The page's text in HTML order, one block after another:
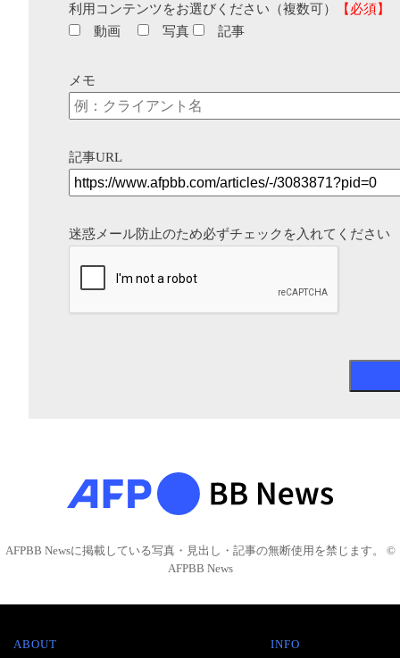
利用コンテンツをお選びください（複数可）
【必須】
動画
写真 記事
メモ
記事URL
迷惑メール防止のため必ずチェックを入れてください
AFPBB Newsに掲載している写真・見出し・記事の無断使用を禁じます。 ©
AFPBB News
ABOUT INFO